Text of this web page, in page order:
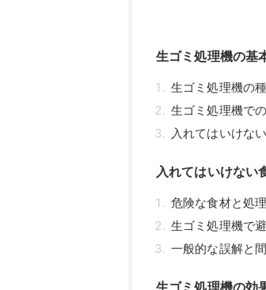
生ゴミ処理機の基
生ゴミ処理機の
生ゴミ処理機で
入れてはいけな
入れてはいけない
危険な食材と処
生ゴミ処理機で
一般的な誤解と
生ゴミ処理機の効